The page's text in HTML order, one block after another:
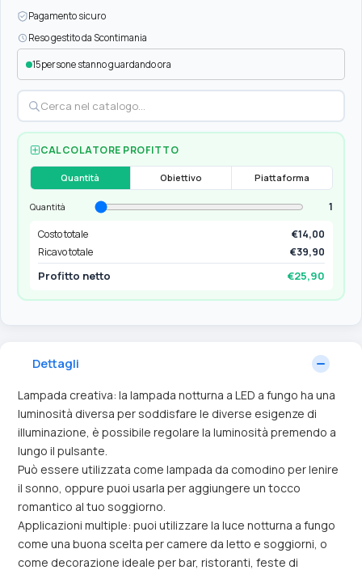
Pagamento sicuro
Reso gestito da Scontimania
15persone stanno guardando ora
CALCOLATORE PROFITTO
Quantità Obiettivo Piattaforma
Quantità
1
Costo totale
€14,00
Ricavo totale
€39,90
Profitto netto €25,90
Dettagli
Lampada creativa: la lampada notturna a LED a fungo ha una
luminosità diversa per soddisfare le diverse esigenze di
illuminazione, è possibile regolare la luminosità premendo a
lungo il pulsante.
Può essere utilizzata come lampada da comodino per lenire
il sonno, oppure puoi usarla per aggiungere un tocco
romantico al tuo soggiorno.
Applicazioni multiple: puoi utilizzare la luce notturna a fungo
come una buona scelta per camere da letto e soggiorni, o
come decorazione ideale per bar, ristoranti, feste di